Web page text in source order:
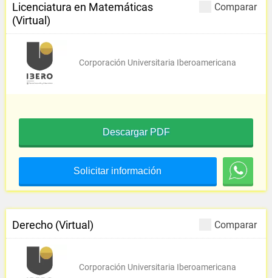
Comparar
Licenciatura en Matemáticas
(Virtual)
Corporación Universitaria Iberoamericana
Descargar PDF
Solicitar información
Comparar
Derecho (Virtual)
Corporación Universitaria Iberoamericana